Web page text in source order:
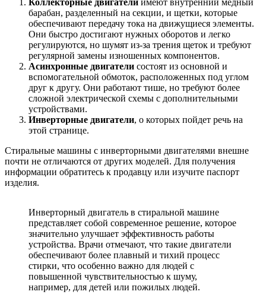
Коллекторные двигатели имеют внутренний медный
барабан, разделенный на секции, и щетки, которые
обеспечивают передачу тока на движущиеся элементы.
Они быстро достигают нужных оборотов и легко
регулируются, но шумят из-за трения щеток и требуют
регулярной замены изношенных компонентов.
Асинхронные двигатели состоят из основной и
вспомогательной обмоток, расположенных под углом
друг к другу. Они работают тише, но требуют более
сложной электрической схемы с дополнительными
устройствами.
Инверторные двигатели, о которых пойдет речь на
этой странице.
Стиральные машины с инверторными двигателями внешне
почти не отличаются от других моделей. Для получения
информации обратитесь к продавцу или изучите паспорт
изделия.
Инверторный двигатель в стиральной машине
представляет собой современное решение, которое
значительно улучшает эффективность работы
устройства. Врачи отмечают, что такие двигатели
обеспечивают более плавный и тихий процесс
стирки, что особенно важно для людей с
повышенной чувствительностью к шуму,
например, для детей или пожилых людей.